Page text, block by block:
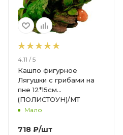
4.11 / 5
Кашпо фигурное
Лягушки с грибами на
пне 12*15см
(ПОЛИСТОУН)/МТ
Мало
718 ₽/шт